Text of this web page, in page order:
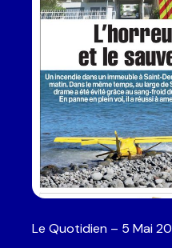
Le Quotidien – 5 Mai